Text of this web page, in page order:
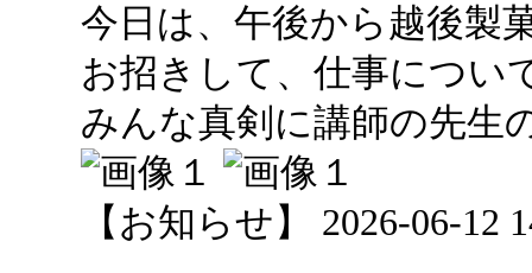
今日は、午後から越後製
お招きして、仕事につい
みんな真剣に講師の先生
【お知らせ】 2026-06-12